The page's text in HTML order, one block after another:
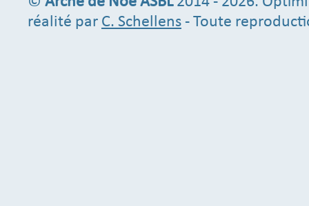
réalité par C. Schellens - Toute